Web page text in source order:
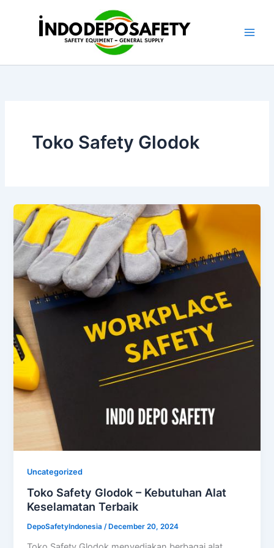
Toko Safety Glodok
Uncategorized
Toko Safety Glodok – Kebutuhan Alat
Keselamatan Terbaik
DepoSafetyIndonesia/ December 20, 2024